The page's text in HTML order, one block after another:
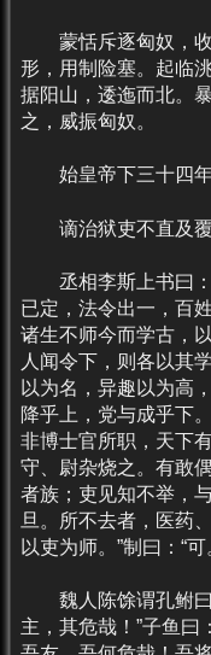
蒙恬斥逐匈奴，收
形，用制险塞。起临
据阳山，逶迤而北。
之，威振匈奴。
始皇帝下三十四年
谪治狱吏不直及覆
丞相李斯上书曰：
已定，法令出一，百
诸生不师今而学古，
人闻令下，则各以其
以为名，异趣以为高
降乎上，党与成乎下
非博士官所职，天下
守、尉杂烧之。有敢
者族；吏见知不举，
旦。所不去者，医药
以吏为师。”制曰：“可
魏人陈馀谓孔鲋曰
主，其危哉！”子鱼曰